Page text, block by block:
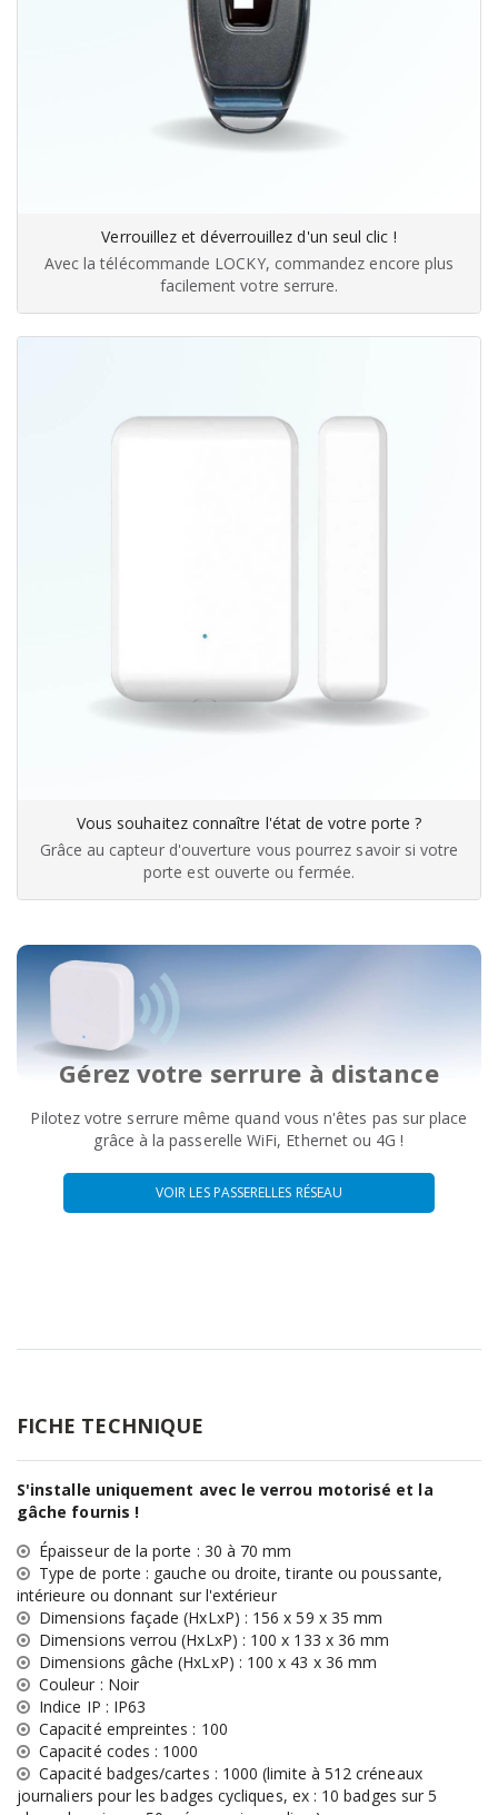
Verrouillez et déverrouillez d'un seul clic !
Avec la télécommande LOCKY, commandez encore plus
facilement votre serrure.
Vous souhaitez connaître l'état de votre porte ?
Grâce au capteur d'ouverture vous pourrez savoir si votre
porte est ouverte ou fermée.
Gérez votre serrure à distance
Pilotez votre serrure même quand vous n'êtes pas sur place
grâce à la passerelle WiFi, Ethernet ou 4G !
VOIR LES PASSERELLES RÉSEAU
FICHE TECHNIQUE
S'installe uniquement avec le verrou motorisé et la
gâche fournis !
Épaisseur de la porte : 30 à 70 mm
Type de porte : gauche ou droite, tirante ou poussante,
intérieure ou donnant sur l'extérieur
Dimensions façade (HxLxP) : 156 x 59 x 35 mm
Dimensions verrou (HxLxP) : 100 x 133 x 36 mm
Dimensions gâche (HxLxP) : 100 x 43 x 36 mm
Couleur : Noir
Indice IP : IP63
Capacité empreintes : 100
Capacité codes : 1000
Capacité badges/cartes : 1000 (limite à 512 créneaux
journaliers pour les badges cycliques, ex : 10 badges sur 5